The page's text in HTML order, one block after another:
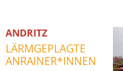
ANDRITZ
LÄRMGEPLAGTE
ANRAINER*INNEN